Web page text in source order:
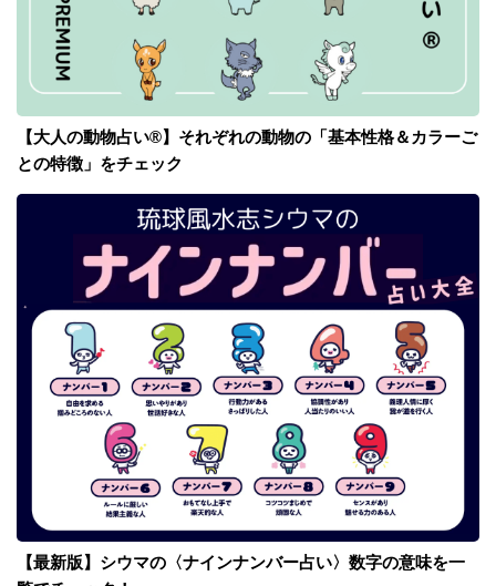
【大人の動物占い®】それぞれの動物の「基本性格＆カラーご
との特徴」をチェック
【最新版】シウマの〈ナインナンバー占い〉数字の意味を一